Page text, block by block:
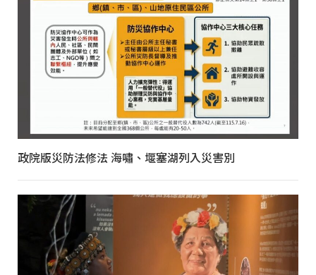
政院版災防法修法 海嘯、堰塞湖列入災害別